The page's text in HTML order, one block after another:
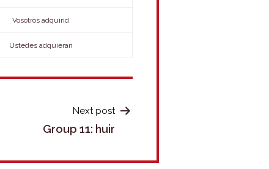
Vosotros adquirid
Ustedes adquieran
Next post
Group 11: huir